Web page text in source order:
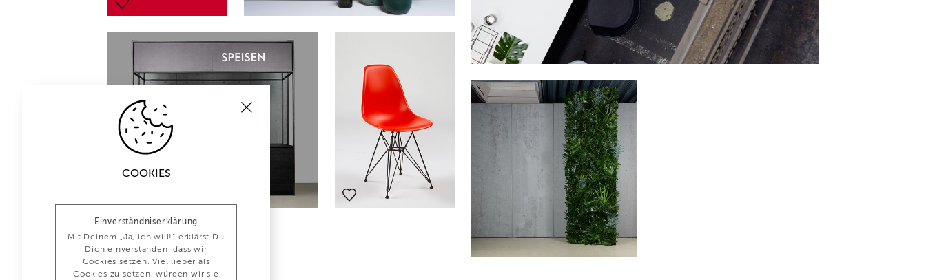
COOKIES
Einverständniserklärung
Mit Deinem „Ja, ich will!“ erklärst Du
Dich einverstanden, dass wir
Cookies setzen. Viel lieber als
Cookies zu setzen, würden wir sie